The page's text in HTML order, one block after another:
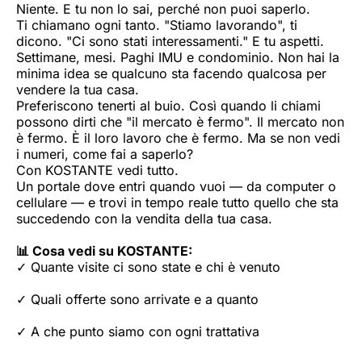
Niente. E tu non lo sai, perché non puoi saperlo.
Ti chiamano ogni tanto. "Stiamo lavorando", ti
dicono. "Ci sono stati interessamenti." E tu aspetti.
Settimane, mesi. Paghi IMU e condominio. Non hai la
minima idea se qualcuno sta facendo qualcosa per
vendere la tua casa.
Preferiscono tenerti al buio. Così quando li chiami
possono dirti che "il mercato è fermo". Il mercato non
è fermo. È il loro lavoro che è fermo. Ma se non vedi
i numeri, come fai a saperlo?
Con KOSTANTE vedi tutto.
Un portale dove entri quando vuoi — da computer o
cellulare — e trovi in tempo reale tutto quello che sta
succedendo con la vendita della tua casa.
📊 Cosa vedi su KOSTANTE:
✓ Quante visite ci sono state e chi è venuto
✓ Quali offerte sono arrivate e a quanto
✓ A che punto siamo con ogni trattativa